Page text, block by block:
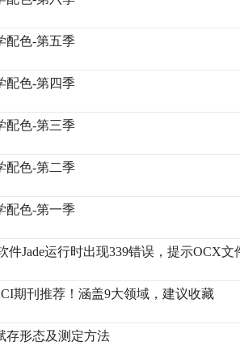
配色-第五季
配色-第四季
配色-第三季
配色-第二季
配色-第一季
件Jade运行时出现339错误，提示OCX文
期刊推荐！涵盖9大领域，建议收藏
存形态及测定方法